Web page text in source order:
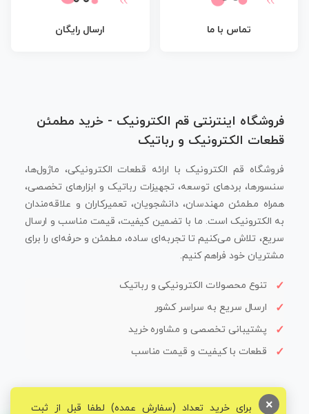
تماس با ما ارسال رایگان
فروشگاه اینترنتی قم الکترونیک - خرید مطمئن
قطعات الکترونیک و رباتیک
فروشگاه قم الکترونیک با ارائه قطعات الکترونیکی، ماژول‌ها،
سنسورها، بردهای توسعه، تجهیزات رباتیک و ابزارهای تخصصی،
همراه مطمئن مهندسان، دانشجویان، تعمیرکاران و علاقه‌مندان
به الکترونیک است. ما با تضمین کیفیت، قیمت مناسب و ارسال
سریع، تلاش می‌کنیم تا تجربه‌ای ساده، مطمئن و حرفه‌ای را برای
مشتریان خود فراهم کنیم.
تنوع محصولات الکترونیکی و رباتیک
ارسال سریع به سراسر کشور
پشتیبانی تخصصی و مشاوره خرید
قطعات با کیفیت و قیمت مناسب
برای خرید تعداد (سفارش عمده) لطفا قبل از ثبت ×